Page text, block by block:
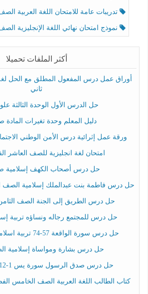
تدريبات عامة للامتحان اللغة العربية الصف
نموذج امتحان نهائي اللغة الإنجليزية الصف
أكثر الملفات تحميلا
أوراق عمل درس المفعول المطلق مع الحل
ثاني
حل الدرس الأول الوحدة الثالثة
دليل المعلم وحدة تغيرات
ورقة عمل إثرائية درس الأمن الوطني
امتحان لغة انجليزية للصف العاشر
حل درس أصحاب الكهف إسلامية
حل درس فاطمة بنت عبدالملك إسلامية الصف
حل درس الطريق إلى الجنة الصف الثامن
حل درس للمجتمع رجاله ونساؤه تربية
حل درس سورة الواقعة 57-74 تربية اسلامية الصف التاسع
حل درس بشارة ومواساة إسلامية
حل درس صدق الرسول سورة يس 1-12 إسلامية ثامن
كتاب الطالب اللغة العربية الصف الخامس الفصل